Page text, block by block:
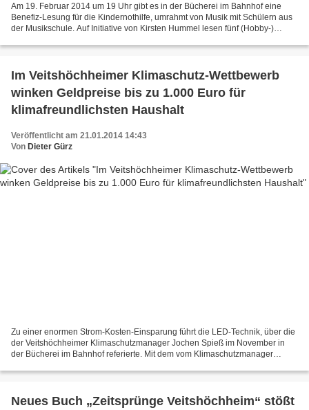
Am 19. Februar 2014 um 19 Uhr gibt es in der Bücherei im Bahnhof eine
Benefiz-Lesung für die Kindernothilfe, umrahmt von Musik mit Schülern aus
der Musikschule. Auf Initiative von Kirsten Hummel lesen fünf (Hobby-)
Im Veitshöchheimer Klimaschutz-Wettbewerb
winken Geldpreise bis zu 1.000 Euro für
klimafreundlichsten Haushalt
Veröffentlicht am 21.01.2014 14:43
Von Dieter Gürz
Zu einer enormen Strom-Kosten-Einsparung führt die LED-Technik, über die
der Veitshöchheimer Klimaschutzmanager Jochen Spieß im November in
der Bücherei im Bahnhof referierte. Mit dem vom Klimaschutzmanager
Neues Buch „Zeitsprünge Veitshöchheim“ stößt